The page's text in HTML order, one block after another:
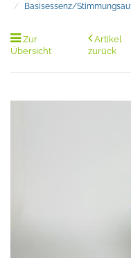
Basisessenz/
Zur
Übersicht
Artikel
zurück